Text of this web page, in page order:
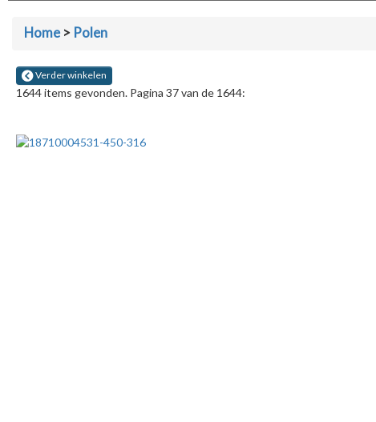
Home> Polen
Verder winkelen
1644 items gevonden. Pagina 37 van de 1644: